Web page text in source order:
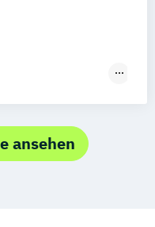
ansehen